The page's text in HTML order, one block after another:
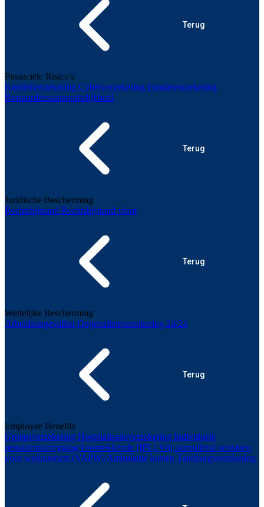
Terug
Financiële Risico's
Kredietverzekering Cyberverzekering Fraudeverzekering
Bestuurdersaansprakelijkheid
Terug
Juridische Bescherming
Rechtsbijstand Rechtsbijstand vloot
Terug
Wettelijke Bescherming
Arbeidsongevallen Ongevallenverzekering 24/24
Terug
Employee Benefits
Groepsverzekering Hospitalisatieverzekering Individuele
pensioentoezegging loontrekkende (IPL) Vrij aanvullend pensioen
voor werknemers (VAPW) Ambulante kosten Tandzorgverzekering